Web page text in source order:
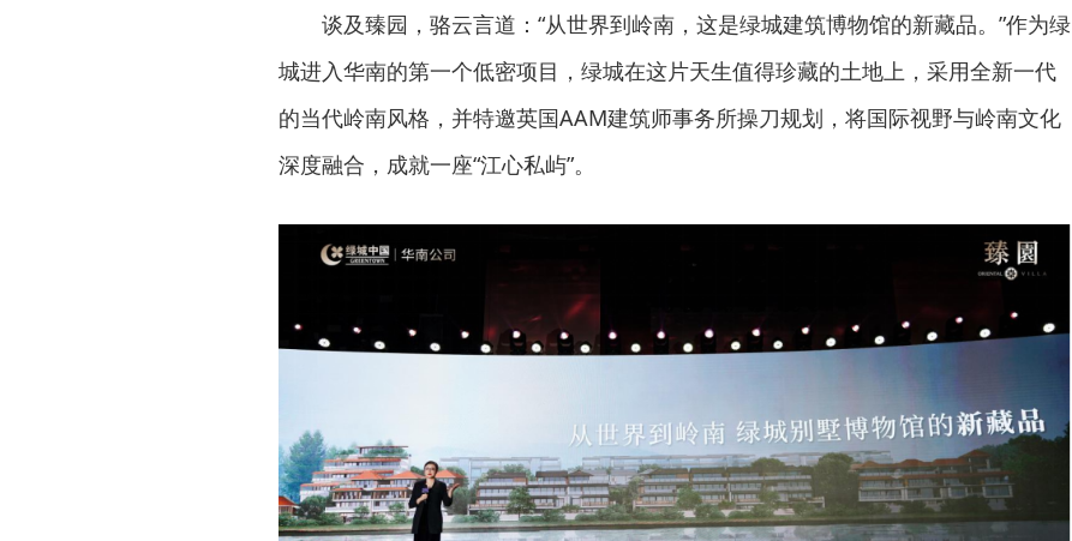
谈及臻园，骆云言道：“从世界到岭南，这是绿城建筑博物馆的新藏品。”作为绿
城进入华南的第一个低密项目，绿城在这片天生值得珍藏的土地上，采用全新一代
的当代岭南风格，并特邀英国AAM建筑师事务所操刀规划，将国际视野与岭南文化
深度融合，成就一座“江心私屿”。